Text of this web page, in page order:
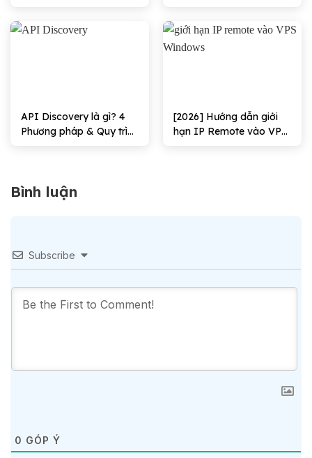
through Remote
Desktop Services hiệu
quả
API Discovery là gì? 4
Phương pháp & Quy trình
[2026] Hướng dẫn giới
hạn IP Remote vào VPS
Bình luận
Subscribe
0 GÓP Ý